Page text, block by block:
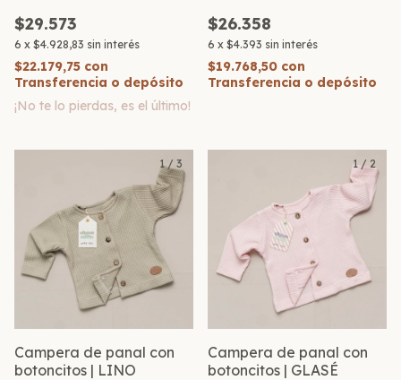
$29.573
6 x $4.928,83 sin interés
$22.179,75 con
Transferencia o depósito
¡No te lo pierdas, es el último!
$26.358
6 x $4.393 sin interés
$19.768,50 con
Transferencia o depósito
1 / 3
Campera de panal con
botoncitos | LINO
1/ 2
Campera de panal con
botoncitos | GLASÉ